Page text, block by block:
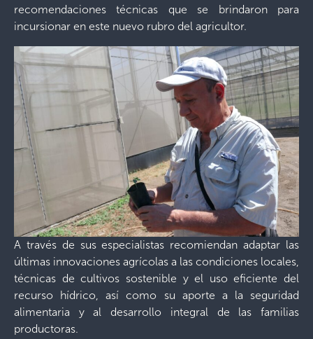
recomendaciones técnicas que se brindaron para
incursionar en este nuevo rubro del agricultor.
A través de sus especialistas recomiendan adaptar las
últimas innovaciones agrícolas a las condiciones locales,
técnicas de cultivos sostenible y el uso eficiente del
recurso hídrico, así como su aporte a la seguridad
alimentaria y al desarrollo integral de las familias
productoras.